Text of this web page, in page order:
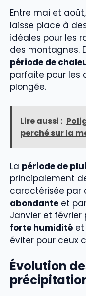
Entre mai et
laisse place à
idéales pour les
des montagnes.
période de
parfaite pour les
plongée.
Lire aussi :
perché sur la
La période de
principalement
caractérisée par
abondante et
Janvier et février
forte humidité et
éviter pour ceux
Évolution